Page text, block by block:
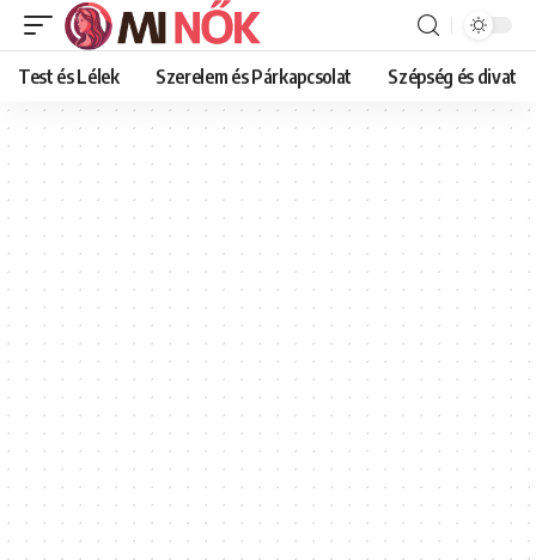
Test és Lélek Szerelem és Párkapcsolat Szépség és divat